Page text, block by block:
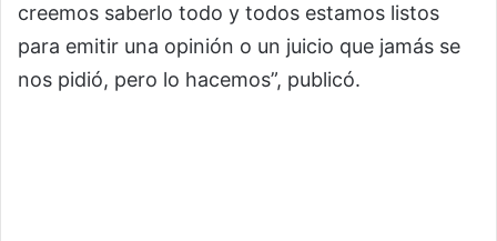
creemos saberlo todo y todos estamos listos
para emitir una opinión o un juicio que jamás se
nos pidió, pero lo hacemos”, publicó.